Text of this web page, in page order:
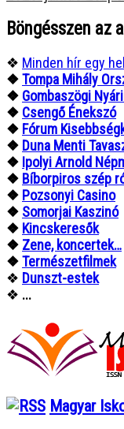
Böngésszen az
❖ Minden hír egy
❖Tompa Mihály
❖ Gombaszögi
❖ Csengő Énekszó
❖ Fórum
❖ Duna Menti
❖ Ipolyi Arnold
❖ Bíborpiros szép
❖ Pozsonyi Casino
❖ Somorjai Kaszinó
❖ Kincskeresők
❖ Zene, koncertek…
❖Természetfilmek
❖ Dunszt-estek
❖ ...
Magyar